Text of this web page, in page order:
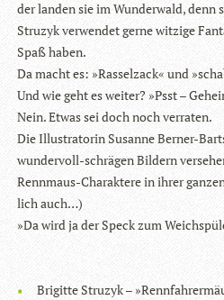
der lan­den sie im Wun­der­wald,
Stru­zyk ver­wen­det gerne wit­zige
Spaß haben.
Da macht es: »Ras­selz­ack« und
Und wie geht es wei­ter? »Psst –
Nein. Etwas sei doch noch verraten.
Die Illus­tra­to­rin Susanne Ber­ner-
wun­der­voll-schrä­gen Bil­dern
Renn­maus-Cha­rak­tere in ihrer
lich auch…)
»Da wird ja der Speck zum
Bri­gitte Stru­zyk –